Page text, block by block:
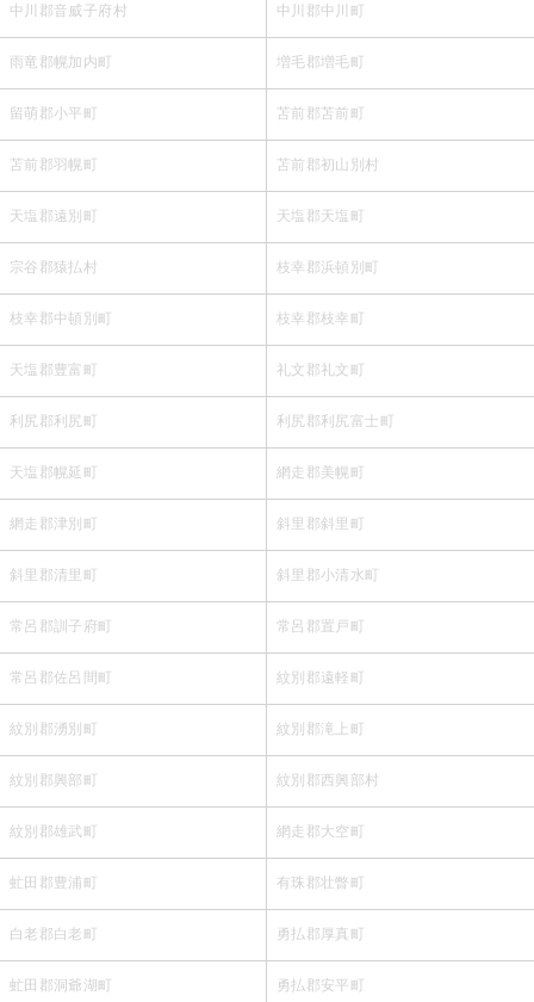
中川郡音威子府村 中川郡中川町
雨竜郡幌加内町 増毛郡増毛町
留萌郡小平町 苫前郡苫前町
苫前郡羽幌町 苫前郡初山別村
天塩郡遠別町 天塩郡天塩町
宗谷郡猿払村 枝幸郡浜頓別町
枝幸郡中頓別町 枝幸郡枝幸町
天塩郡豊富町 礼文郡礼文町
利尻郡利尻町 利尻郡利尻富士町
天塩郡幌延町 網走郡美幌町
網走郡津別町 斜里郡斜里町
斜里郡清里町 斜里郡小清水町
常呂郡訓子府町 常呂郡置戸町
常呂郡佐呂間町 紋別郡遠軽町
紋別郡湧別町 紋別郡滝上町
紋別郡興部町 紋別郡西興部村
紋別郡雄武町 網走郡大空町
虻田郡豊浦町 有珠郡壮瞥町
白老郡白老町 勇払郡厚真町
虻田郡洞爺湖町 勇払郡安平町